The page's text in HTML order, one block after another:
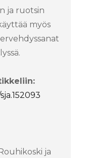
ja ruotsin
myös
ja